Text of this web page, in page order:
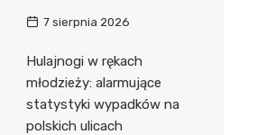
7 sierpnia 2026
Hulajnogi w rękach
młodzieży: alarmujące
statystyki wypadków na
polskich ulicach